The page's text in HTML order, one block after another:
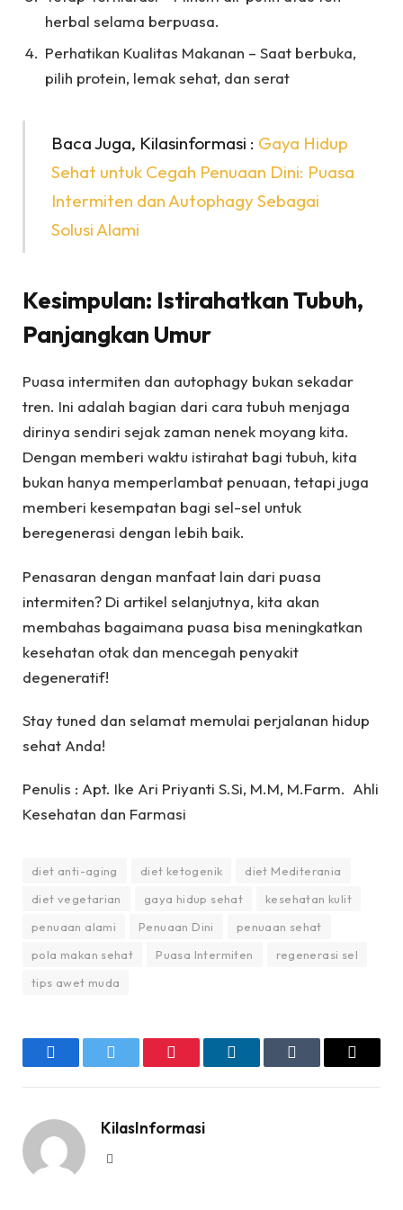
herbal selama berpuasa.
Perhatikan Kualitas Makanan – Saat berbuka,
pilih protein, lemak sehat, dan serat
Baca Juga, Kilasinformasi : Gaya Hidup
Sehat untuk Cegah Penuaan Dini: Puasa
Intermiten dan Autophagy Sebagai
Solusi Alami
Kesimpulan: Istirahatkan Tubuh,
Panjangkan Umur
Puasa intermiten dan autophagy bukan sekadar
tren. Ini adalah bagian dari cara tubuh menjaga
dirinya sendiri sejak zaman nenek moyang kita.
Dengan memberi waktu istirahat bagi tubuh, kita
bukan hanya memperlambat penuaan, tetapi juga
memberi kesempatan bagi sel-sel untuk
beregenerasi dengan lebih baik.
Penasaran dengan manfaat lain dari puasa
intermiten? Di artikel selanjutnya, kita akan
membahas bagaimana puasa bisa meningkatkan
kesehatan otak dan mencegah penyakit
degeneratif!
Stay tuned dan selamat memulai perjalanan hidup
sehat Anda!
Penulis : Apt. Ike Ari Priyanti S.Si, M.M, M.Farm. Ahli
Kesehatan dan Farmasi
diet anti-aging diet ketogenik
diet Mediterania
diet vegetarian
gaya hidup sehat
kesehatan kulit
penuaan alami
Penuaan Dini
penuaan sehat
pola makan sehat
Puasa Intermiten
regenerasi sel
tips awet muda
FacebookTwitter Pinterest LinkedInTumblr Email
KilasInformasi